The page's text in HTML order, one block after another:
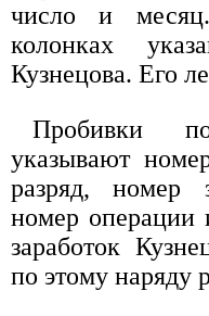
число и
колонках
Кузнецова. Его
Пробивки
указывают
разряд, номер
номер операции
заработок
по этому наряду